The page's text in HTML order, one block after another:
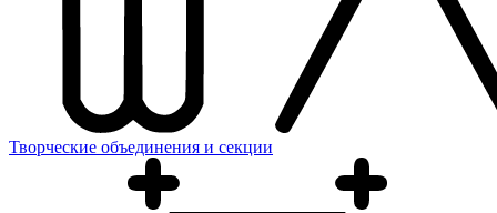
Творческие объединения и секции